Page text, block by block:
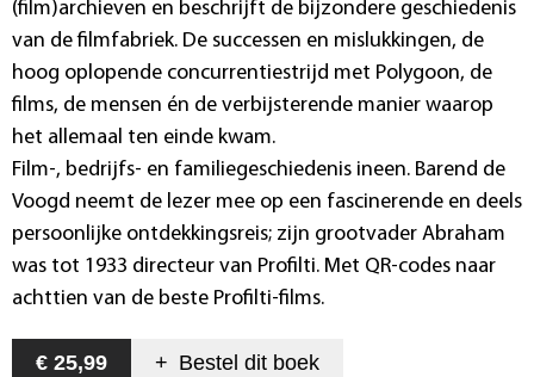
(film)archieven en beschrijft de bijzondere geschiedenis
van de filmfabriek. De successen en mislukkingen, de
hoog oplopende concurrentiestrijd met Polygoon, de
films, de mensen én de verbijsterende manier waarop
het allemaal ten einde kwam.
Film-, bedrijfs- en familiegeschiedenis ineen. Barend de
Voogd neemt de lezer mee op een fascinerende en deels
persoonlijke ontdekkingsreis; zijn grootvader Abraham
was tot 1933 directeur van Profilti. Met QR-codes naar
achttien van de beste Profilti-films.
€ 25,99 + Bestel dit boek